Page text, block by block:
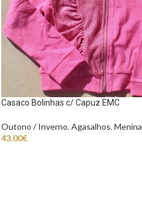
Casaco Bolinhas c/ Capuz EMC
Outono / Inverno, Agasalhos, Menina
43.00€